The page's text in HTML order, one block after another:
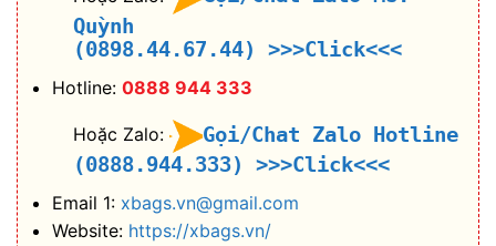
Quỳnh
(0898.44.67.44)
>>>Click<<<
Hotline: 0888 944 333
Hoặc Zalo:
Gọi/Chat Zalo Hotline
(0888.944.333)
>>>Click<<<
Email 1: xbags.vn@gmail.com
Website: https://xbags.vn/